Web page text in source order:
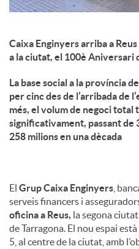
Caixa Enginyers arriba a
a la ciutat, el 100è Aniversari
La base social a la província
per cinc des de l’arribada de
més, el volum de negoci total
significativament, passant de
258 milions en una dècada
El Grup Caixa Enginyers ,
serveis financers i
oficina a Reus, la segona
de Tarragona. El nou espai
5, al centre de la ciutat, amb